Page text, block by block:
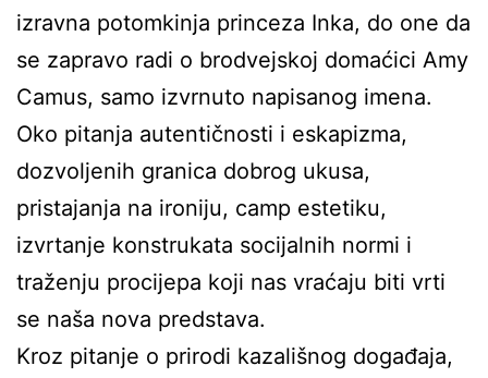
izravna potomkinja princeza Inka, do one da
se zapravo radi o brodvejskoj domaćici Amy
Camus, samo izvrnuto napisanog imena.
Oko pitanja autentičnosti i eskapizma,
dozvoljenih granica dobrog ukusa,
pristajanja na ironiju, camp estetiku,
izvrtanje konstrukata socijalnih normi i
traženju procijepa koji nas vraćaju biti vrti
se naša nova predstava.
Kroz pitanje o prirodi kazališnog događaja,